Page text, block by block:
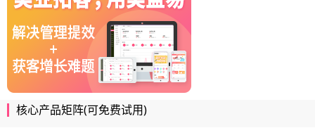
核心产品矩阵(可免费试用)